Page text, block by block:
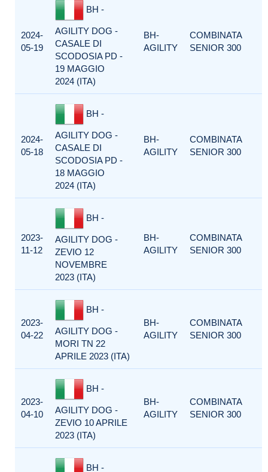
2024-
05-19
BH -
AGILITY DOG -
CASALE DI
SCODOSIA PD -
19 MAGGIO
2024 (ITA)
BH-
AGILITY
COMBINATA
SENIOR 300
2024-
05-18
BH -
AGILITY DOG -
CASALE DI
SCODOSIA PD -
18 MAGGIO
2024 (ITA)
BH-
AGILITY
COMBINATA
SENIOR 300
2023-
11-12
BH -
AGILITY DOG -
ZEVIO 12
NOVEMBRE
2023 (ITA)
BH-
AGILITY
COMBINATA
SENIOR 300
2023-
04-22
BH -
AGILITY DOG -
MORI TN 22
APRILE 2023 (ITA)
BH-
AGILITY
COMBINATA
SENIOR 300
2023-
04-10
BH -
AGILITY DOG -
ZEVIO 10 APRILE
2023 (ITA)
BH-
AGILITY
COMBINATA
SENIOR 300
BH -